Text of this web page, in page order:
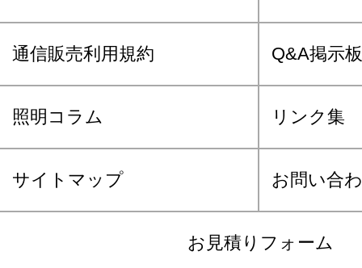
通信販売利用規約 Q&A掲示板
照明コラム リンク集
サイトマップ お問い合
お見積りフォーム